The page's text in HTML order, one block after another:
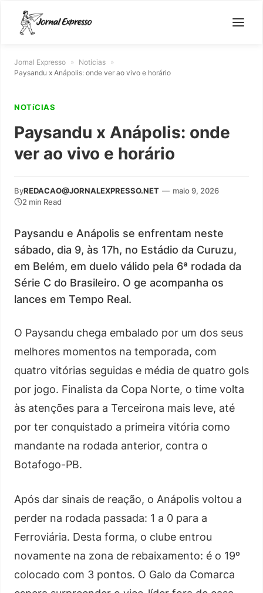
Jornal Expresso » Notícias »
Paysandu x Anápolis: onde ver ao vivo e horário
NOTíCIAS
Paysandu x Anápolis: onde
ver ao vivo e horário
ByREDACAO@JORNALEXPRESSO.NET — maio 9, 2026
2 min Read
Paysandu e Anápolis se enfrentam neste
sábado, dia 9, às 17h, no Estádio da Curuzu,
em Belém, em duelo válido pela 6ª rodada da
Série C do Brasileiro. O ge acompanha os
lances em Tempo Real.
O Paysandu chega embalado por um dos seus
melhores momentos na temporada, com
quatro vitórias seguidas e média de quatro gols
por jogo. Finalista da Copa Norte, o time volta
às atenções para a Terceirona mais leve, até
por ter conquistado a primeira vitória como
mandante na rodada anterior, contra o
Botafogo-PB.
Após dar sinais de reação, o Anápolis voltou a
perder na rodada passada: 1 a 0 para a
Ferroviária. Desta forma, o clube entrou
novamente na zona de rebaixamento: é o 19º
colocado com 3 pontos. O Galo da Comarca